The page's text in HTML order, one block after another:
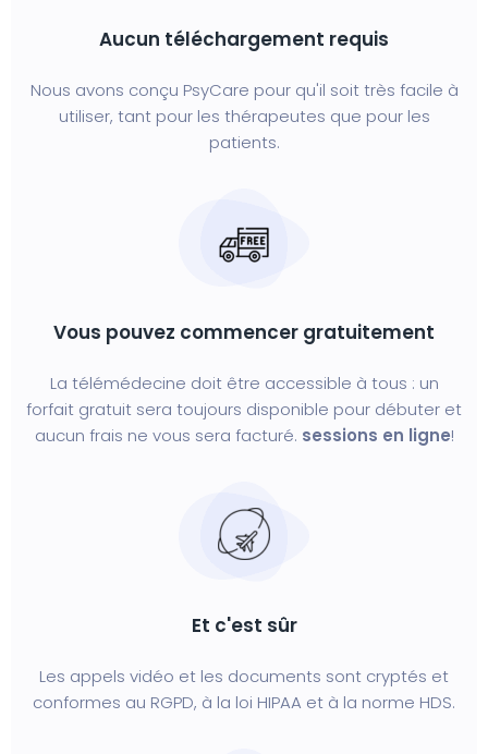
Aucun téléchargement requis
Nous avons conçu PsyCare pour qu'il soit très facile à
utiliser, tant pour les thérapeutes que pour les
patients.
Vous pouvez commencer gratuitement
La télémédecine doit être accessible à tous : un
forfait gratuit sera toujours disponible pour débuter et
aucun frais ne vous sera facturé. sessions en ligne!
Et c'est sûr
Les appels vidéo et les documents sont cryptés et
conformes au RGPD, à la loi HIPAA et à la norme HDS.